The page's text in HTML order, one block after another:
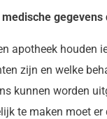
gegevens
apotheek houden
zijn en welke
kunnen worden
te maken moet